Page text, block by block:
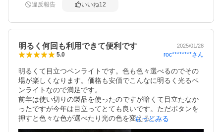
違反報告 いいね12
明るく何回も利用できて便利です 2025/01/28
5.0 roc********さん
明るくて目立つペンライトです。色も色々選べるのでその
場が楽しくなります。価格も安価でこんなに明るく光るペ
ンライトなので満足です。
前年は使い切りの製品を使ったのですが暗くて目立たなか
ったですが今年は目立ってとても良いです。ただボタンを
押すと色々な色が選べたり光の色を変えることができるの
ですが、そのスイッチの仕組みがわかり難いです、もっと
もっとみる